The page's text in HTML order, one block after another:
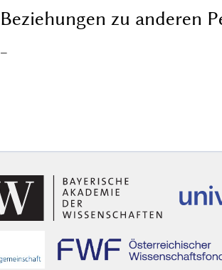
Beziehungen zu anderen
–